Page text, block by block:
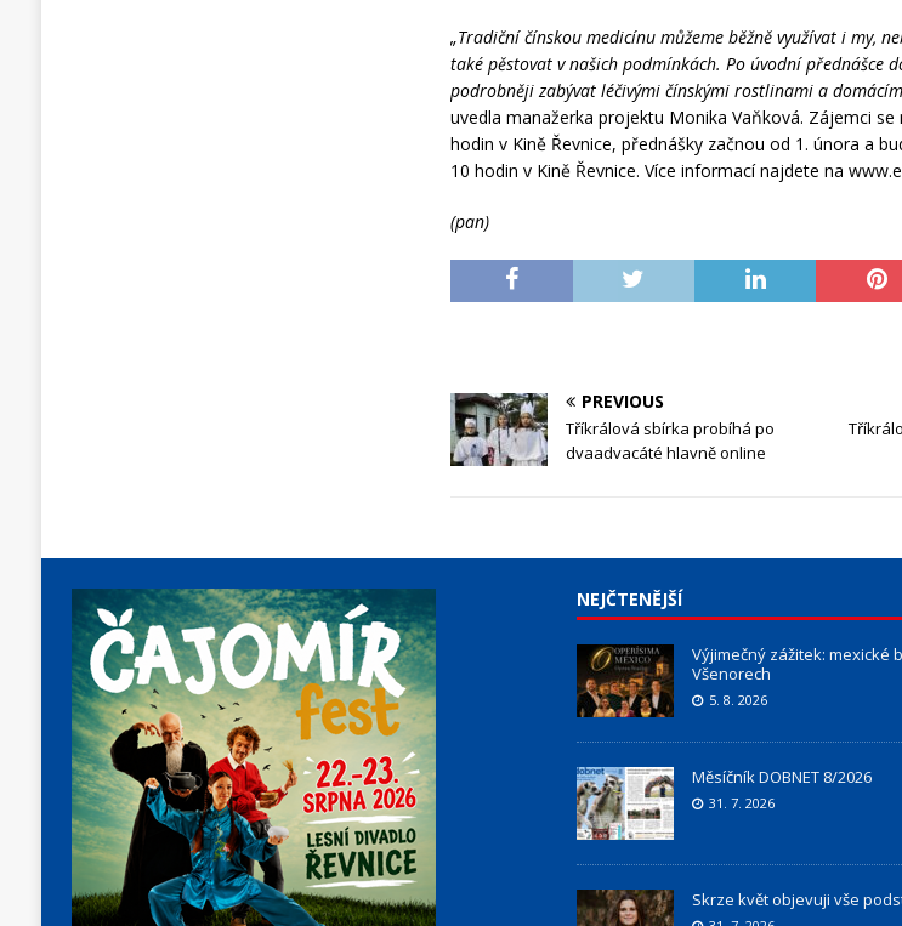
„Tradiční čínskou medicínu můžeme běžně využívat i my,
také pěstovat v našich podmínkách. Po úvodní přednášce
podrobněji zabývat léčivými čínskými rostlinami a
uvedla manažerka projektu Monika Vaňková. Zájemci
hodin v Kině Řevnice, přednášky začnou od 1. února a
10 hodin v Kině Řevnice. Více informací najdete na
(pan)
PREVIOUS
Tříkrálová sbírka probíhá po
dvaadvacáté hlavně online
NEJČTENĚJŠÍ
Výjimečný zážitek: mexické
Všenorech
5. 8. 2026
Měsíčník DOBNET 8/2026
31. 7. 2026
Skrze květ objevuji vše